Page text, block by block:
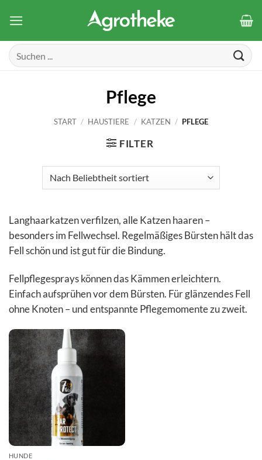
Inhalt
Suchen
nach:
Pflege
START / HAUSTIERE / KATZEN / PFLEGE
FILTER
Langhaarkatzen verfilzen, alle Katzen haaren –
besonders im Fellwechsel. Regelmäßiges Bürsten hält das
Fell schön und ist gut für die Bindung.
Fellpflegesprays können das Kämmen erleichtern.
Einfach aufsprühen vor dem Bürsten. Für glänzendes Fell
ohne Knoten – und entspannte Pflegemomente zu zweit.
HUNDE